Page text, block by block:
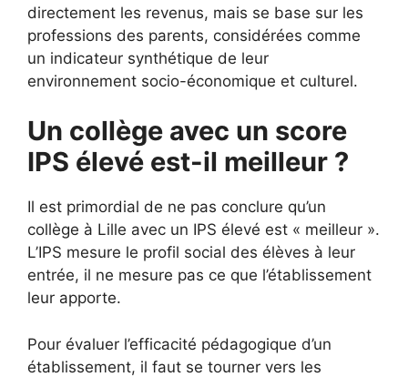
directement les revenus, mais se base sur les
professions des parents, considérées comme
un indicateur synthétique de leur
environnement socio-économique et culturel.
Un collège avec un score
IPS élevé est-il meilleur ?
Il est primordial de ne pas conclure qu’un
collège à Lille avec un IPS élevé est « meilleur ».
L’IPS mesure le profil social des élèves à leur
entrée, il ne mesure pas ce que l’établissement
leur apporte.
Pour évaluer l’efficacité pédagogique d’un
établissement, il faut se tourner vers les